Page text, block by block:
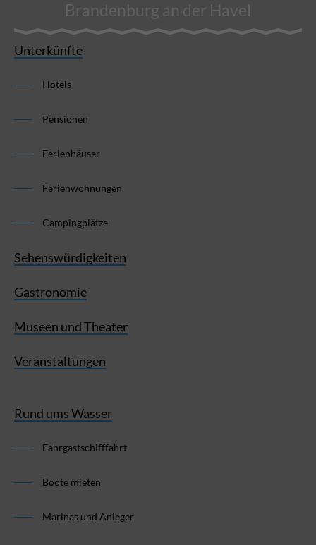
Brandenburg an der Havel
Unterkünfte
Hotels
Pensionen
Ferienhäuser
Ferienwohnungen
Campingplätze
Sehenswürdigkeiten
Gastronomie
Museen und Theater
Veranstaltungen
Rund ums Wasser
Fahrgastschifffahrt
Boote mieten
Marinas und Anleger